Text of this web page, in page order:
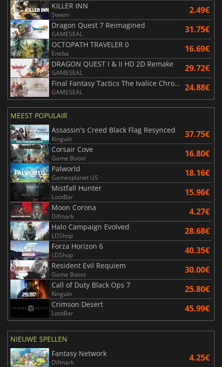
KILLER INN
Steam 2.49€
Dragon Quest 7 Reimagined
GAMESEAL 31.75€
OCTOPATH TRAVELER 0
Eneba 16.69€
DRAGON QUEST I & II HD 2D Remake
GAMESEAL 29.72€
Final Fantasy Tactics The Ivalice Chronicles
GAMESEAL 24.88€
MEEST POPULAIR
Assassin's Creed Black Flag Resynced
Kinguin 37.75€
Corsair Cove
Game Boost 16.80€
Palworld
Gamesplanet US 18.16€
Mistfall Hunter
LootBar 15.96€
Moon Corona
Difmark 4.27€
Halo Campaign Evolved
LDShop 28.68€
Forza Horizon 6
LDShop 40.35€
Resident Evil Requiem
Game Boost 30.00€
Call of Duty Black Ops 7
Kinguin 25.80€
Crimson Desert
LootBar 45.99€
NIEUWE SPELLEN
Fantasy Network
Difmark 4.25€